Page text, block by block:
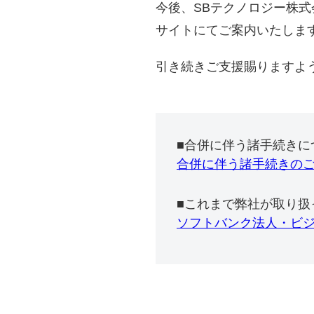
今後、SBテクノロジー株
サイトにてご案内いたしま
引き続きご支援賜りますよ
■合併に伴う諸手続き
合併に伴う諸手続きの
■これまで弊社が取り
ソフトバンク法人・ビ